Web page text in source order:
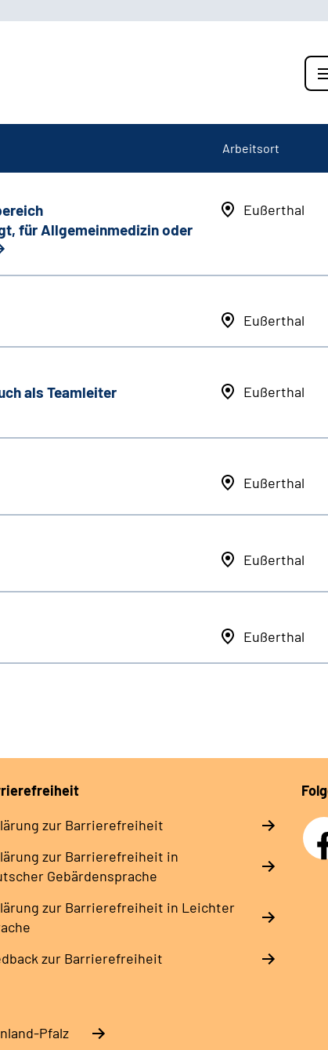
Arbeitsort
für Allgemeinmedizin oder
Eußerthal
Eußerthal
als Teamleiter
Eußerthal
Eußerthal
Eußerthal
Eußerthal
zur Barrierefreiheit
zur Barrierefreiheit in
Gebärdensprache
zur Barrierefreiheit in Leichter
zur Barrierefreiheit
Pfalz